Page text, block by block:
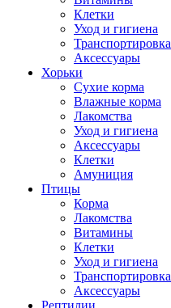
Клетки
Уход и гигиена
Транспортировка
Аксессуары
Хорьки
Сухие корма
Влажные корма
Лакомства
Уход и гигиена
Аксессуары
Клетки
Амуниция
Птицы
Корма
Лакомства
Витамины
Клетки
Уход и гигиена
Транспортировка
Аксессуары
Рептилии